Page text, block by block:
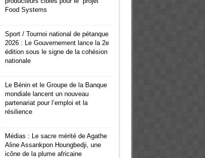
Food Systems
Sport / Tournoi national de pétanque
2026 : Le Gouvernement lance la 2e
édition sous le signe de la cohésion
nationale
Le Bénin et le Groupe de la Banque
mondiale lancent un nouveau
partenariat pour l’emploi et la
résilience
Médias : Le sacre mérité de Agathe
Aline Assankpon Houngbedji, une
icône de la plume africaine